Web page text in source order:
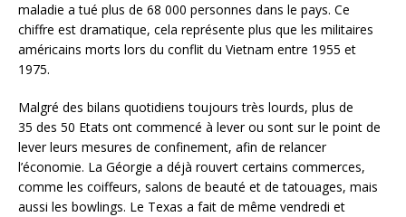
maladie a tué plus de 68 000 personnes dans le pays. Ce
chiffre est dramatique, cela représente plus que les militaires
américains morts lors du conflit du Vietnam entre 1955 et
1975.
Malgré des bilans quotidiens toujours très lourds, plus de
35 des 50 Etats ont commencé à lever ou sont sur le point de
lever leurs mesures de confinement, afin de relancer
l’économie. La Géorgie a déjà rouvert certains commerces,
comme les coiffeurs, salons de beauté et de tatouages, mais
aussi les bowlings. Le Texas a fait de même vendredi et